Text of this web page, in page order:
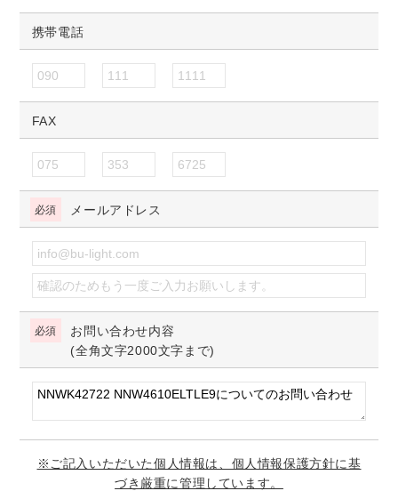
携帯電話
FAX
メールアドレス
お問い合わせ内容
(全角文字2000文字まで)
※ご記入いただいた個人情報は、個人情報保護方針に基
づき厳重に管理しています。